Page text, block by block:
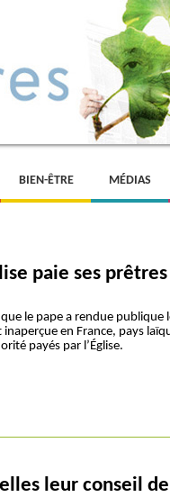
BIEN-ÊTRE MÉDIAS
paie ses prêtres
le pape a rendue publique
en France, pays
payés par l’Église.
leur conseil de